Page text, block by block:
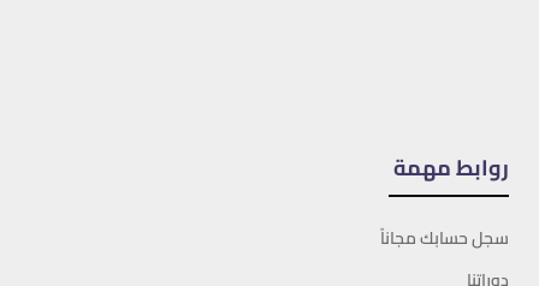
روابط مهمة
سجل حسابك مجاناً